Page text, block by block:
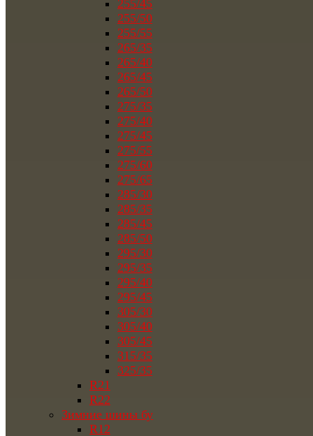
255/45
255/50
255/55
265/35
265/40
265/45
265/50
275/35
275/40
275/45
275/55
275/60
275/65
285/30
285/35
285/45
285/50
295/30
295/35
295/40
295/45
305/30
305/40
305/45
315/35
325/35
R21
R22
Зимние шины бу
R12